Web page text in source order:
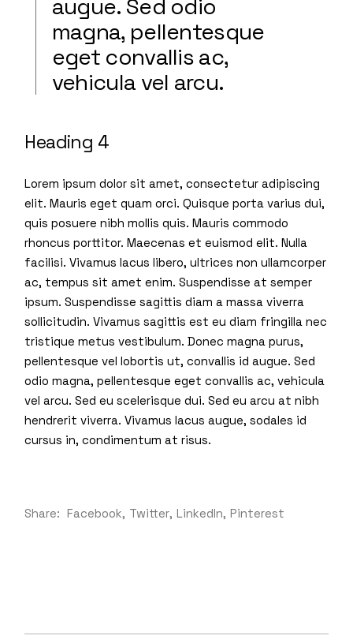
augue. Sed odio
magna, pellentesque
eget convallis ac,
vehicula vel arcu.
Heading 4
Lorem ipsum dolor sit amet, consectetur adipiscing
elit. Mauris eget quam orci. Quisque porta varius dui,
quis posuere nibh mollis quis. Mauris commodo
rhoncus porttitor. Maecenas et euismod elit. Nulla
facilisi. Vivamus lacus libero, ultrices non ullamcorper
ac, tempus sit amet enim. Suspendisse at semper
ipsum. Suspendisse sagittis diam a massa viverra
sollicitudin. Vivamus sagittis est eu diam fringilla nec
tristique metus vestibulum. Donec magna purus,
pellentesque vel lobortis ut, convallis id augue. Sed
odio magna, pellentesque eget convallis ac, vehicula
vel arcu. Sed eu scelerisque dui. Sed eu arcu at nibh
hendrerit viverra. Vivamus lacus augue, sodales id
cursus in, condimentum at risus.
Share: Facebook Twitter LinkedIn Pinterest